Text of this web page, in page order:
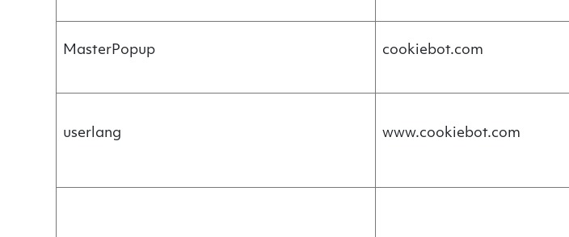
MasterPopup cookiebot.com
userlang www.cookiebot.com